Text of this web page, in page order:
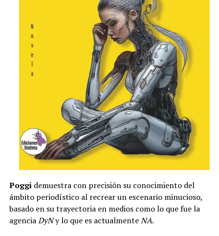
Poggi demuestra con precisión su conocimiento del
ámbito periodístico al recrear un escenario minucioso,
basado en su trayectoria en medios como lo que fue la
agenciaDyNy lo que es actualmenteNA.